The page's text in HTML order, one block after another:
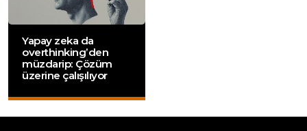
Yapay zeka da
overthinking’den
müzdarip: Çözüm
üzerine çalışılıyor